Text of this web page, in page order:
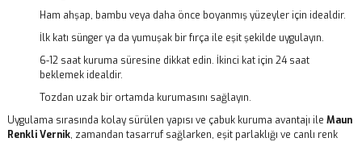
Ham ahşap, bambu veya daha önce boyanmış yüzeyler için idealdir.
İlk katı sünger ya da yumuşak bir fırça ile eşit şekilde uygulayın.
6-12 saat kuruma süresine dikkat edin. İkinci kat için 24 saat
beklemek idealdir.
Tozdan uzak bir ortamda kurumasını sağlayın.
Uygulama sırasında kolay sürülen yapısı ve çabuk kuruma avantajı ile Maun
Renkli Vernik, zamandan tasarruf sağlarken, eşit parlaklığı ve canlı renk